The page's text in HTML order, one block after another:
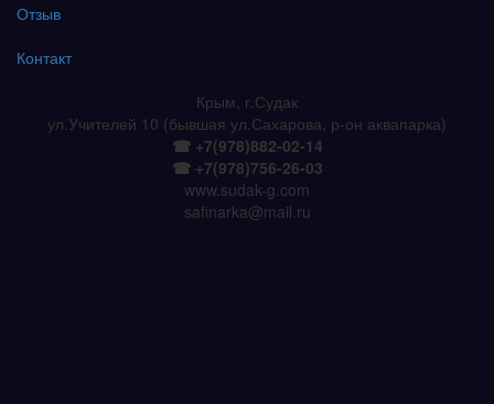
Отзыв
Контакт
Крым, г.Судак
ул.Учителей 10 (бывшая ул.Сахарова, р-он аквапарка)
☎ +7(978)882-02-14
☎ +7(978)756-26-03
www.sudak-g.com
safinarka@mail.ru